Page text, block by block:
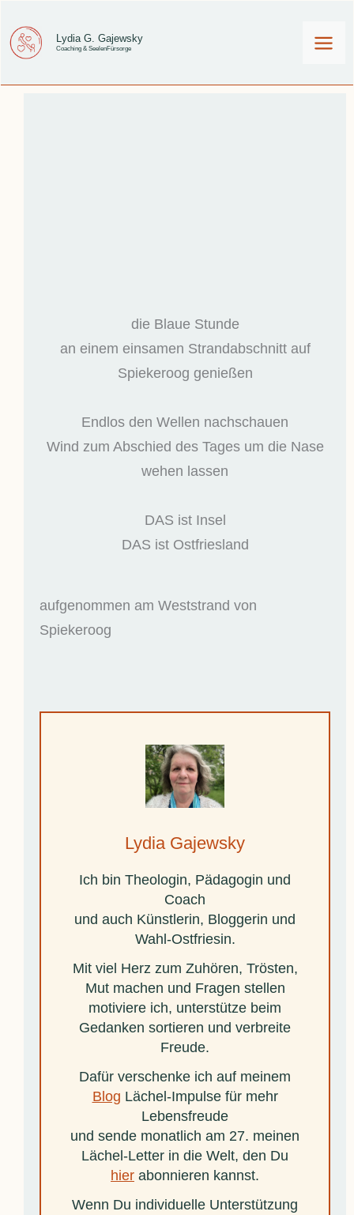
Inhalt
springen
Lydia G. Gajewsky
Coaching & SeelenFürsorge
die Blaue Stunde
an einem einsamen Strandabschnitt auf
Spiekeroog genießen
Endlos den Wellen nachschauen
Wind zum Abschied des Tages um die Nase
wehen lassen
DAS ist Insel
DAS ist Ostfriesland
aufgenommen am Weststrand von
Spiekeroog
Lydia Gajewsky
Ich bin Theologin, Pädagogin und
Coach
und auch Künstlerin, Bloggerin und
Wahl-Ostfriesin.
Mit viel Herz zum Zuhören, Trösten,
Mut machen und Fragen stellen
motiviere ich, unterstütze beim
Gedanken sortieren und verbreite
Freude.
Dafür verschenke ich auf meinem
Blog Lächel-Impulse für mehr
Lebensfreude
und sende monatlich am 27. meinen
Lächel-Letter in die Welt, den Du
hier abonnieren kannst.
Wenn Du individuelle Unterstützung